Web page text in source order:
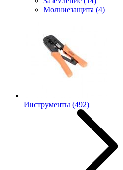
Молниезащита (4)
Инструменты (492)